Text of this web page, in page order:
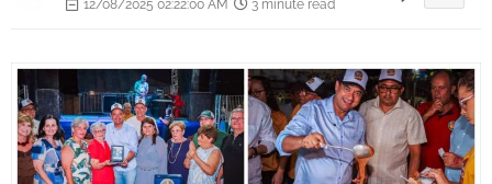
12/08/2025 02:22:00 AM
3 minute read